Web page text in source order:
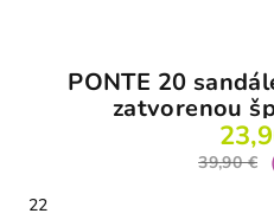
PONTE 20
zatvorenou
39,90 €
22